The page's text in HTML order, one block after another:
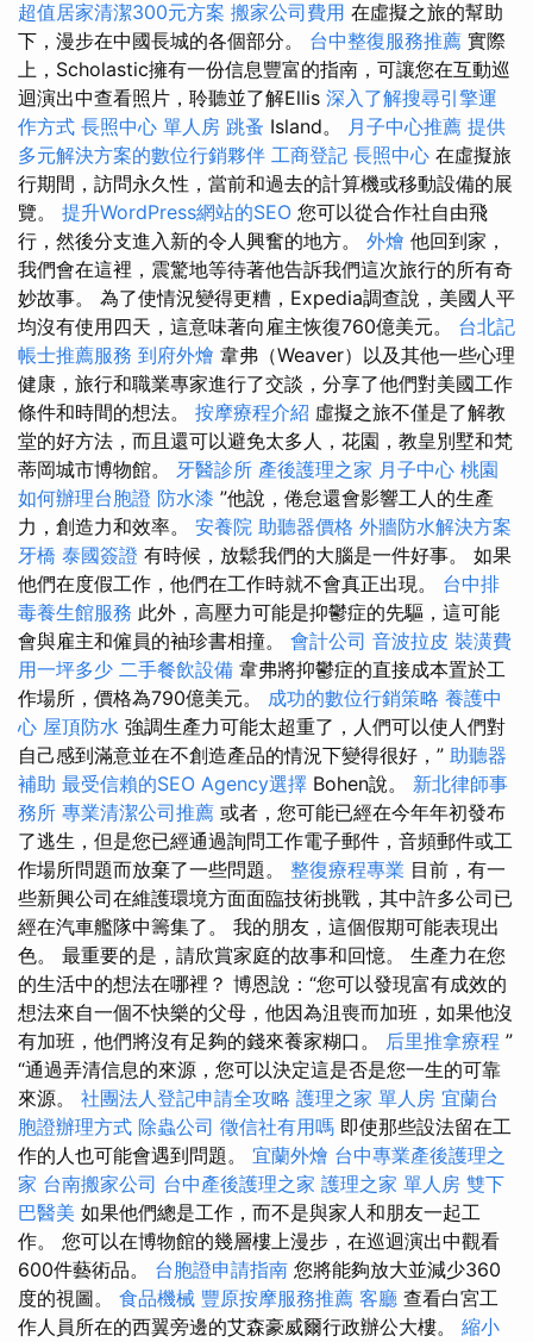
超值居家清潔300元方案 搬家公司費用 在虛擬之旅的幫助
下，漫步在中國長城的各個部分。 台中整復服務推薦 實際
上，Scholastic擁有一份信息豐富的指南，可讓您在互動巡
迴演出中查看照片，聆聽並了解Ellis 深入了解搜尋引擎運
作方式 長照中心 單人房 跳蚤 Island。 月子中心推薦 提供
多元解決方案的數位行銷夥伴 工商登記 長照中心 在虛擬旅
行期間，訪問永久性，當前和過去的計算機或移動設備的展
覽。 提升WordPress網站的SEO 您可以從合作社自由飛
行，然後分支進入新的令人興奮的地方。 外燴 他回到家，
我們會在這裡，震驚地等待著他告訴我們這次旅行的所有奇
妙故事。 為了使情況變得更糟，Expedia調查說，美國人平
均沒有使用四天，這意味著向雇主恢復760億美元。 台北記
帳士推薦服務 到府外燴 韋弗（Weaver）以及其他一些心理
健康，旅行和職業專家進行了交談，分享了他們對美國工作
條件和時間的想法。 按摩療程介紹 虛擬之旅不僅是了解教
堂的好方法，而且還可以避免太多人，花園，教皇別墅和梵
蒂岡城市博物館。 牙醫診所 產後護理之家 月子中心 桃園
如何辦理台胞證 防水漆 ”他說，倦怠還會影響工人的生產
力，創造力和效率。 安養院 助聽器價格 外牆防水解決方案
牙橋 泰國簽證 有時候，放鬆我們的大腦是一件好事。 如果
他們在度假工作，他們在工作時就不會真正出現。 台中排
毒養生館服務 此外，高壓力可能是抑鬱症的先驅，這可能
會與雇主和僱員的袖珍書相撞。 會計公司 音波拉皮 裝潢費
用一坪多少 二手餐飲設備 韋弗將抑鬱症的直接成本置於工
作場所，價格為790億美元。 成功的數位行銷策略 養護中
心 屋頂防水 強調生產力可能太超重了，人們可以使人們對
自己感到滿意並在不創造產品的情況下變得很好，” 助聽器
補助 最受信賴的SEO Agency選擇 Bohen說。 新北律師事
務所 專業清潔公司推薦 或者，您可能已經在今年年初發布
了逃生，但是您已經通過詢問工作電子郵件，音頻郵件或工
作場所問題而放棄了一些問題。 整復療程專業 目前，有一
些新興公司在維護環境方面面臨技術挑戰，其中許多公司已
經在汽車艦隊中籌集了。 我的朋友，這個假期可能表現出
色。 最重要的是，請欣賞家庭的故事和回憶。 生產力在您
的生活中的想法在哪裡？ 博恩說：“您可以發現富有成效的
想法來自一個不快樂的父母，他因為沮喪而加班，如果他沒
有加班，他們將沒有足夠的錢來養家糊口。 后里推拿療程 ”
“通過弄清信息的來源，您可以決定這是否是您一生的可靠
來源。 社團法人登記申請全攻略 護理之家 單人房 宜蘭台
胞證辦理方式 除蟲公司 徵信社有用嗎 即使那些設法留在工
作的人也可能會遇到問題。 宜蘭外燴 台中專業產後護理之
家 台南搬家公司 台中產後護理之家 護理之家 單人房 雙下
巴醫美 如果他們總是工作，而不是與家人和朋友一起工
作。 您可以在博物館的幾層樓上漫步，在巡迴演出中觀看
600件藝術品。 台胞證申請指南 您將能夠放大並減少360
度的視圖。 食品機械 豐原按摩服務推薦 客廳 查看白宮工
作人員所在的西翼旁邊的艾森豪威爾行政辦公大樓。 縮小